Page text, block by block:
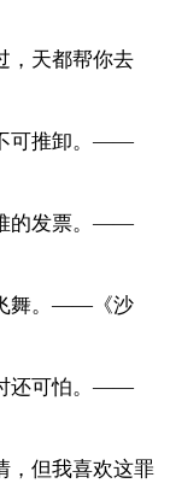
，天都帮你去
可推卸。——
的发票。——
舞。——《沙
还可怕。——
，但我喜欢这罪